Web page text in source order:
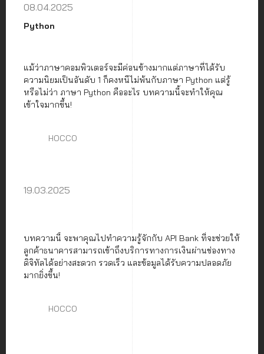
08.04.2025
Python
แม้ว่าภาษาคอมพิวเตอร์จะมีค่อนข้างมากแต่ภาษาที่ได้รับ
ความนิยมเป็นอันดับ 1 ก็คงหนีไม่พ้นกับภาษา Python แต่รู้
หรือไม่ว่า ภาษา Python คืออะไร บทความนี้จะทำให้คุณ
เข้าใจมากขึ้น!
HOCCO
19.03.2025
บทความนี้ จะพาคุณไปทำความรู้จักกับ API Bank ที่จะช่วยให้
ลูกค้าธนาคารสามารถเข้าถึงบริการทางการเงินผ่านช่องทาง
ดิจิทัลได้อย่างสะดวก รวดเร็ว และข้อมูลได้รับความปลอดภัย
มากยิ่งขึ้น!
HOCCO